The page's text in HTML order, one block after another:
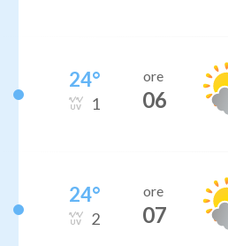
24°
1
ore
06
24°
2
ore
07